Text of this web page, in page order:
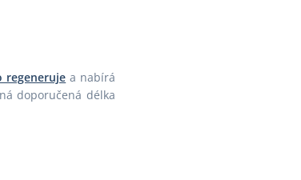
Župan
regeneruje a nabírá
doporučená délka